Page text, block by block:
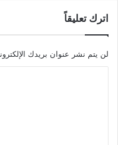
اترك تعليقاً
لن يتم نشر عنوان بريدك